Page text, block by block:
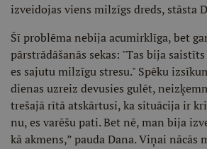
izveidojas viens milzīgs dreds, stāsta
Šī problēma nebija acumirklīga, bet
pārstrādāšanās sekas: "Tas bija
es sajutu milzīgu stresu." Spēku
dienas uzreiz devusies gulēt,
trešajā rītā atskārtusi, ka situācija ir
nu, es varēšu pati. Bet nē, man bija
kā akmens,” pauda Dana. Viņai nācās